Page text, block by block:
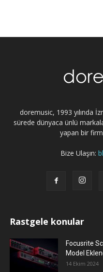
doremusic, 1993 yılında
sürede dünyaca ünlü
yapan bir
Bize Ulaşın:
Rastgele konular
Focusrite
Model
14 Ekim 2024